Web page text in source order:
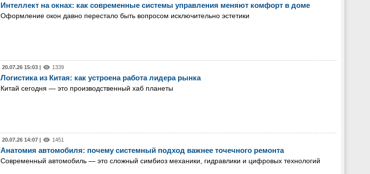
Интеллект на окнах: как современные системы управления меняют комфорт в доме
Оформление окон давно перестало быть вопросом исключительно эстетики
20.07.26 15:03 | 1339
Логистика из Китая: как устроена работа лидера рынка
Китай сегодня — это производственный хаб планеты
20.07.26 14:07 | 1451
Анатомия автомобиля: почему системный подход важнее точечного ремонта
Современный автомобиль — это сложный симбиоз механики, гидравлики и цифровых технологий